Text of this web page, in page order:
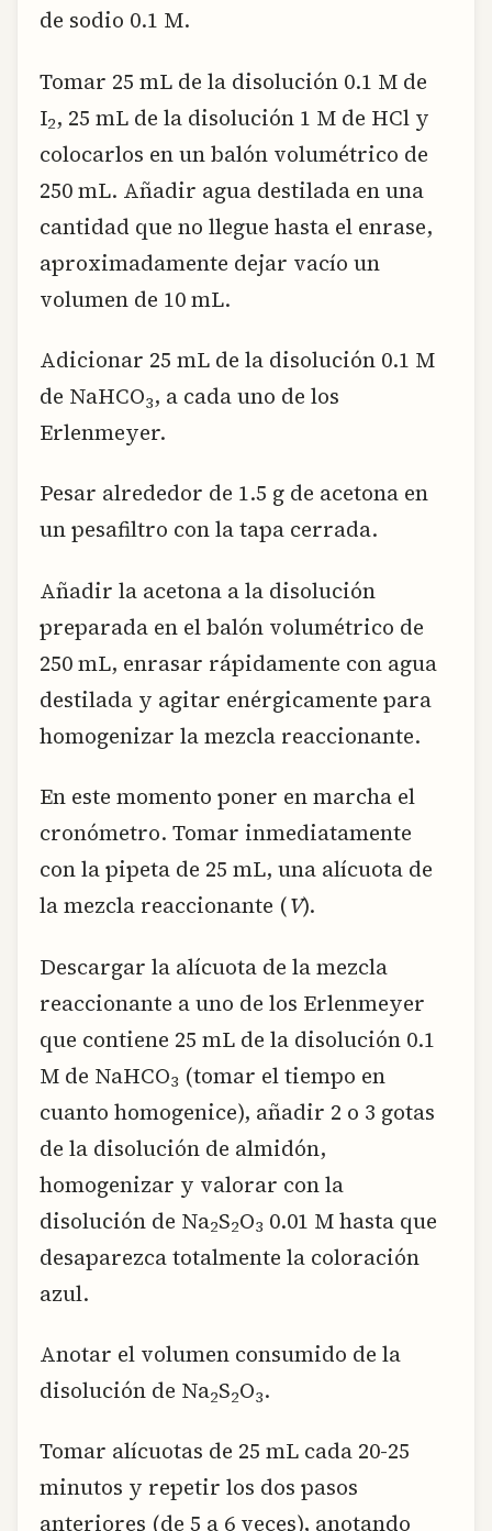
de sodio 0.1 M.
Tomar 25 mL de la disolución 0.1 M de
I2, 25 mL de la disolución 1 M de HCl y
colocarlos en un balón volumétrico de
250 mL. Añadir agua destilada en una
cantidad que no llegue hasta el enrase,
aproximadamente dejar vacío un
volumen de 10 mL.
Adicionar 25 mL de la disolución 0.1 M
de NaHCO3, a cada uno de los
Erlenmeyer.
Pesar alrededor de 1.5 g de acetona en
un pesafiltro con la tapa cerrada.
Añadir la acetona a la disolución
preparada en el balón volumétrico de
250 mL, enrasar rápidamente con agua
destilada y agitar enérgicamente para
homogenizar la mezcla reaccionante.
En este momento poner en marcha el
cronómetro. Tomar inmediatamente
con la pipeta de 25 mL, una alícuota de
la mezcla reaccionante (V).
Descargar la alícuota de la mezcla
reaccionante a uno de los Erlenmeyer
que contiene 25 mL de la disolución 0.1
M de NaHCO3 (tomar el tiempo en
cuanto homogenice), añadir 2 o 3 gotas
de la disolución de almidón,
homogenizar y valorar con la
disolución de Na2S2O3 0.01 M hasta que
desaparezca totalmente la coloración
azul.
Anotar el volumen consumido de la
disolución de Na2S2O3.
Tomar alícuotas de 25 mL cada 20-25
minutos y repetir los dos pasos
anteriores (de 5 a 6 veces), anotando